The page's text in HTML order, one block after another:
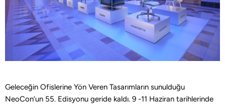
Geleceğin Ofislerine Yön Veren Tasarımların sunulduğu
NeoCon’un 55. Edisyonu geride kaldı. 9 -11 Haziran tarihlerinde